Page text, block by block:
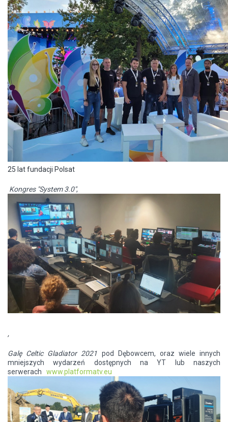
25 lat fundacji Polsat
Kongres "System 3.0",
,
Galę Celtic Gladiator 2021 pod Dębowcem, oraz wiele innych
mniejszych wydarzeń dostępnych na YT lub naszych
serwerach
www.platformatv.eu